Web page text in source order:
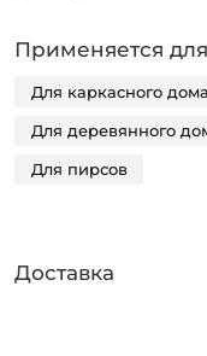
Применяется
Для каркасного дома
Для деревянного
Для пирсов
Доставка